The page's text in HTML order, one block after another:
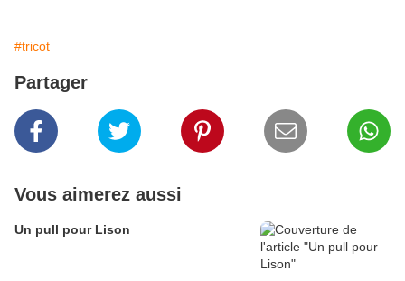
#tricot
Partager
Vous aimerez aussi
Un pull pour Lison